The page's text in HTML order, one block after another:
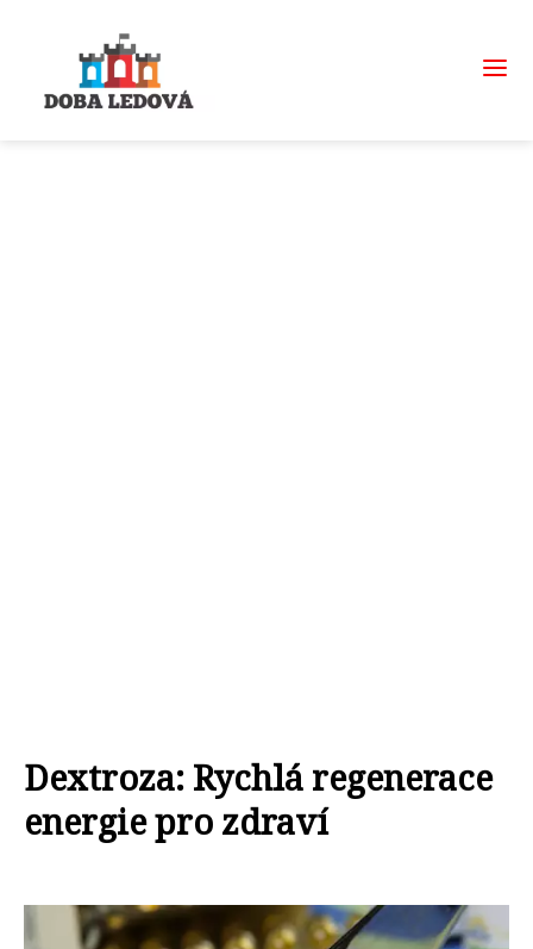
Dextroza: Rychlá regenerace
energie pro zdraví